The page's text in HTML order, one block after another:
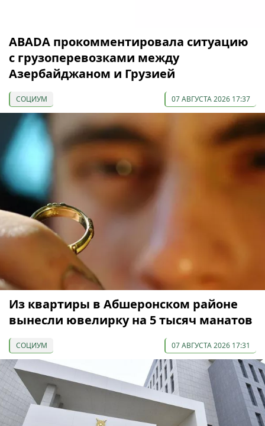
ABADA прокомментировала ситуацию
с грузоперевозками между
Азербайджаном и Грузией
СОЦИУМ 07 АВГУСТА 2026 17:37
Из квартиры в Абшеронском районе
вынесли ювелирку на 5 тысяч манатов
СОЦИУМ 07 АВГУСТА 2026 17:31